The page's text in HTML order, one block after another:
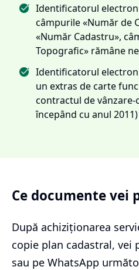
Identificatorul
câmpurile «Număr de
«Număr Cadastru»,
Topografic» rămâne
Identificatorul
un extras de carte
contractul de
începând cu anul 2011)
Ce documente vei
După achiziționarea
copie plan cadastral, vei
sau pe WhatsApp